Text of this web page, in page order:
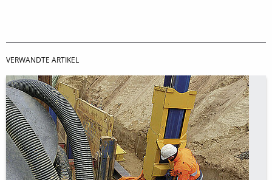
VERWANDTE ARTIKEL